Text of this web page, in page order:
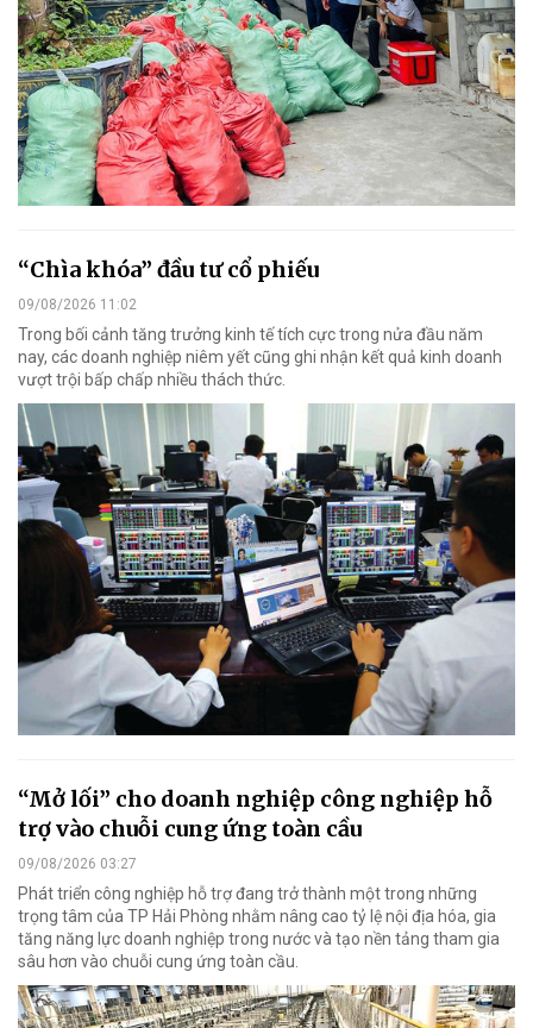
“Chìa khóa” đầu tư cổ phiếu
09/08/2026 11:02
Trong bối cảnh tăng trưởng kinh tế tích cực trong nửa đầu năm
nay, các doanh nghiệp niêm yết cũng ghi nhận kết quả kinh doanh
vượt trội bấp chấp nhiều thách thức.
“Mở lối” cho doanh nghiệp công nghiệp hỗ
trợ vào chuỗi cung ứng toàn cầu
09/08/2026 03:27
Phát triển công nghiệp hỗ trợ đang trở thành một trong những
trọng tâm của TP Hải Phòng nhằm nâng cao tỷ lệ nội địa hóa, gia
tăng năng lực doanh nghiệp trong nước và tạo nền tảng tham gia
sâu hơn vào chuỗi cung ứng toàn cầu.